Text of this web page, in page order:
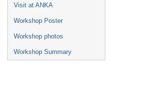
Visit at ANKA
Workshop Poster
Workshop photos
Workshop Summary